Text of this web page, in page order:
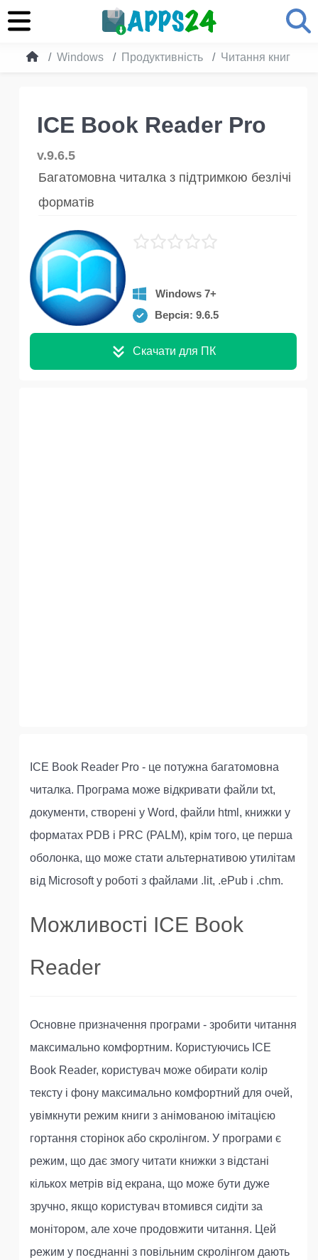
Windows Продуктивність Читання книг
ICE Book Reader Pro
v.9.6.5
Багатомовна читалка з підтримкою безлічі
форматів
Windows 7+
Версія: 9.6.5
Скачати для ПК
ICE Book Reader Pro - це потужна багатомовна
читалка. Програма може відкривати файли txt,
документи, створені у Word, файли html, книжки у
форматах PDB і PRC (PALM), крім того, це перша
оболонка, що може стати альтернативою утилітам
від Microsoft у роботі з файлами .lit, .ePub і .chm.
Можливості ICE Book
Reader
Основне призначення програми - зробити читання
максимально комфортним. Користуючись ICE
Book Reader, користувач може обирати колір
тексту і фону максимально комфортний для очей,
увімкнути режим книги з анімованою імітацією
гортання сторінок або скролінгом. У програми є
режим, що дає змогу читати книжки з відстані
кількох метрів від екрана, що може бути дуже
зручно, якщо користувач втомився сидіти за
монітором, але хоче продовжити читання. Цей
режим у поєднанні з повільним скролінгом дають